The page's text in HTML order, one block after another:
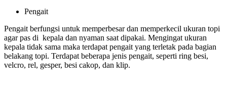
Pengait
Pengait berfungsi untuk memperbesar dan memperkecil ukuran topi
agar pas di kepala dan nyaman saat dipakai. Mengingat ukuran
kepala tidak sama maka terdapat pengait yang terletak pada bagian
belakang topi. Terdapat beberapa jenis pengait, seperti ring besi,
velcro, rel, gesper, besi cakop, dan klip.